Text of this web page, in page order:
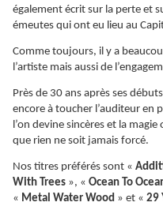
également écrit sur la perte et
émeutes qui ont eu lieu au
Comme toujours, il y a
l’artiste mais aussi de
Près de 30 ans après ses
encore à toucher l’auditeur en
l’on devine sincères et la
que rien ne soit jamais forcé.
Nos titres préférés sont «
With Trees », « Ocean To
« Metal Water Wood » et « 29